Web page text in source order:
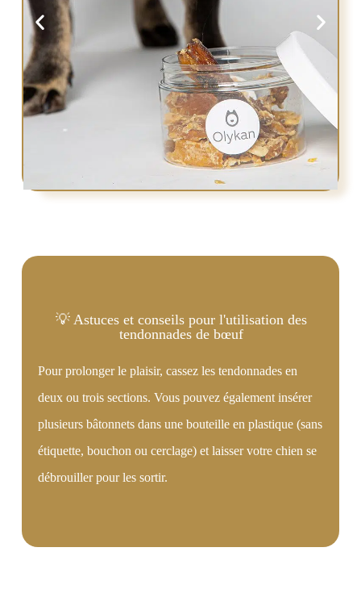
💡 Astuces et conseils pour l'utilisation des
tendonnades de bœuf
Pour prolonger le plaisir, cassez les tendonnades en
deux ou trois sections. Vous pouvez également insérer
plusieurs bâtonnets dans une bouteille en plastique (sans
étiquette, bouchon ou cerclage) et laisser votre chien se
débrouiller pour les sortir.